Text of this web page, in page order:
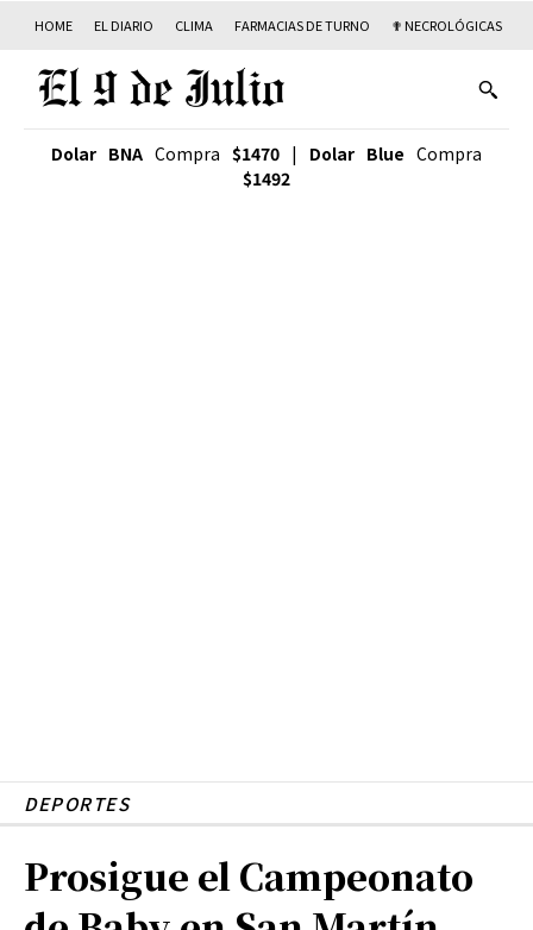
HOME EL DIARIO CLIMA FARMACIAS DE TURNO ✟ NECROLÓGICAS
Dolar BNA Compra $1470 | Dolar Blue Compra
$1492
DEPORTES
Prosigue el Campeonato